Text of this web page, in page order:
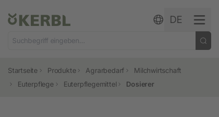
DE
Startseite Produkte Agrarbedarf
Milchwirtschaft
Euterpflege
Euterpflegemittel Dosierer